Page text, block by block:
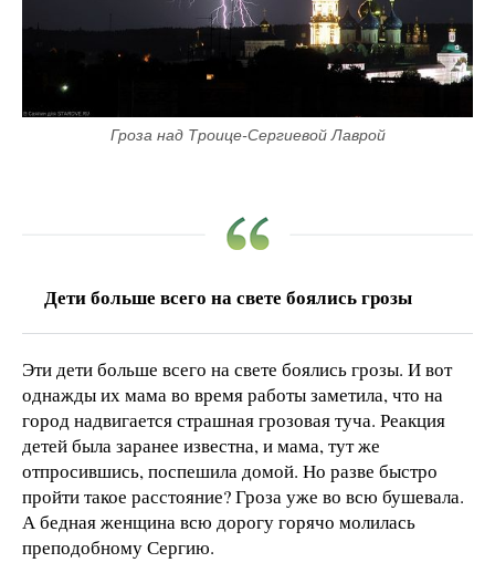
Гроза над Троице-Сергиевой Лаврой
Дети больше всего на свете боялись грозы
Эти дети больше всего на свете боялись грозы. И вот
однажды их мама во время работы заметила, что на
город надвигается страшная грозовая туча. Реакция
детей была заранее известна, и мама, тут же
отпросившись, поспешила домой. Но разве быстро
пройти такое расстояние? Гроза уже во всю бушевала.
А бедная женщина всю дорогу горячо молилась
преподобному Сергию.